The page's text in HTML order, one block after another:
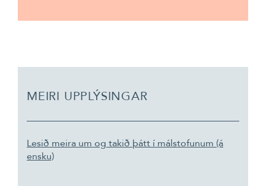
MEIRI UPPLÝSINGAR
Lesið meira um og takið þátt í málstofunum (á
ensku)